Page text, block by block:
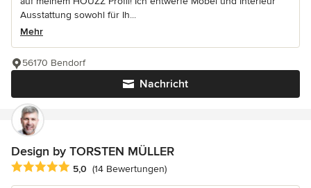
Ausstattung sowohl für Ih...
Mehr
Nachricht
56170 Bendorf
Design by TORSTEN MÜLLER
Durchschnittliche Bewertung: 5 von 5 Sternen
5,0 (14 Bewertungen)